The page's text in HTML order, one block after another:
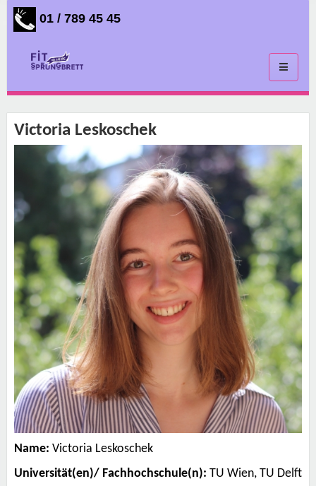
01 / 789 45 45
Toggle
Victoria Leskoschek
Name: Victoria Leskoschek
Universität(en)/ Fachhochschule(n): TU Wien, TU Delft